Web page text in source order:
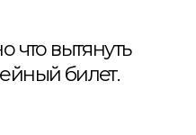
что вытянуть
билет.